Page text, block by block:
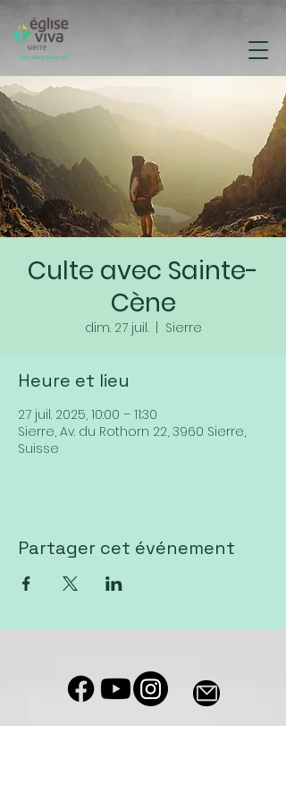
Culte avec Sainte-
Cène
dim. 27 juil.
  |
Sierre
Heure et lieu
27 juil. 2025, 10:00 – 11:30
Sierre, Av. du Rothorn 22, 3960 Sierre,
Suisse
Partager cet événement